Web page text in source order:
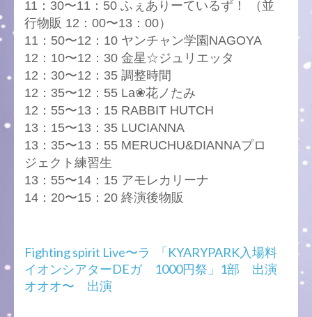
11：30〜11：50 ふぇありーているず！ （並
行物販 12：00〜13：00）
11：50〜12：10 ヤンチャン学園NAGOYA
12：10〜12：30 金星☆ジュリエッタ
12：30〜12：35 調整時間
12：35〜12：55 La❀花ノたみ
12：55〜13：15 RABBIT HUTCH
13：15〜13：35 LUCIANNA
13：35〜13：55 MERUCHU&DIANNAプロ
ジェクト練習生
13：55〜14：15 アモレカリーナ
14：20〜15：20 終演後物販
投
稿
ナ
Fighting spirit Live〜ラ
イオンシアターDEガ
オオオ〜 出演
「KYARYPARK入場料
1000円祭」1部 出演